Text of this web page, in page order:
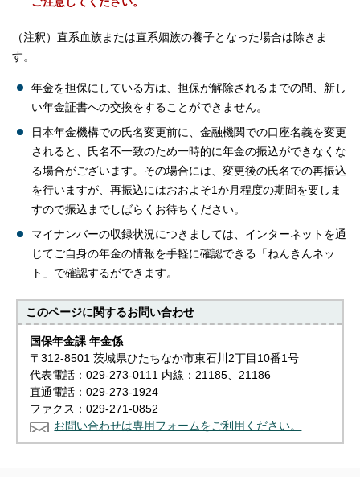
（注釈）直系血族または直系姻族の養子となった場合は除きま
す。
年金を担保にしている方は、担保が解除されるまでの間、新し
い年金証書への交換をすることができません。
日本年金機構での氏名変更前に、金融機関での口座名義を変更
されると、氏名不一致のため一時的に年金の振込ができなくな
る場合がございます。その場合には、変更後の氏名での再振込
を行いますが、再振込にはおおよそ1か月程度の期間を要しま
すので振込までしばらくお待ちください。
マイナンバーの収録状況につきましては、インターネットを通
じてご自身の年金の情報を手軽に確認できる「ねんきんネッ
ト」で確認するができます。
このページに関するお問い合わせ
国保年金課 年金係
〒312-8501 茨城県ひたちなか市東石川2丁目10番1号
代表電話：029-273-0111 内線：21185、21186
直通電話：029-273-1924
ファクス：029-271-0852
お問い合わせは専用フォームをご利用ください。